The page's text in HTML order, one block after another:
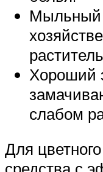
Мыльный
Хороший
слабом
Для